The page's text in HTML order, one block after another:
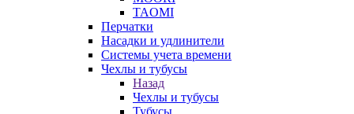
TAOMI
Перчатки
Насадки и удлинители
Системы учета времени
Чехлы и тубусы
Назад
Чехлы и тубусы
Тубусы